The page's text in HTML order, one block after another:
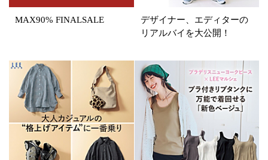
MAX90% FINALSALE
デザイナー、エディターの
リアルバイを大公開！